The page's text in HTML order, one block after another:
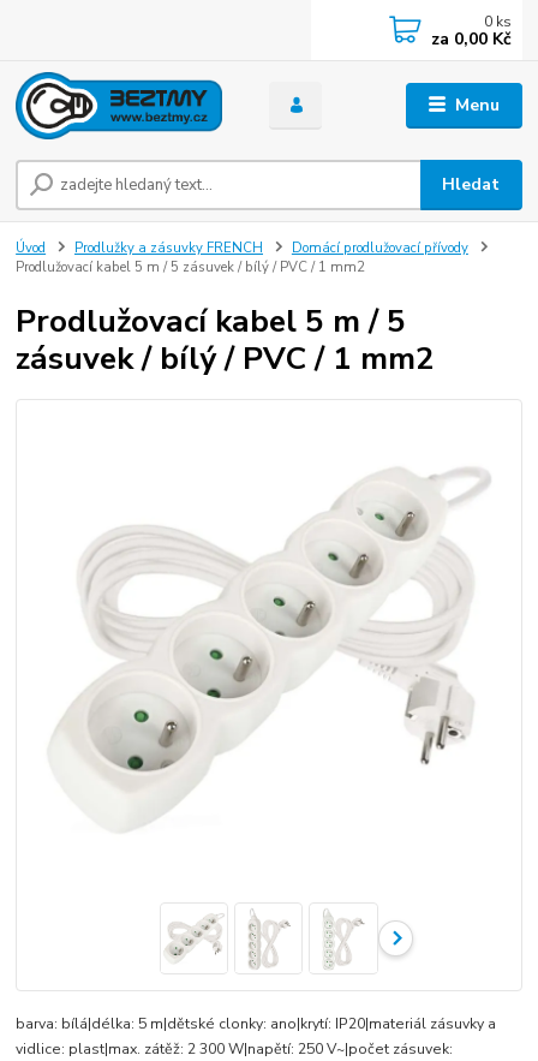
Menu
Hledat
0 ks
za 0,00 Kč
Úvod Prodlužky a zásuvky FRENCH
Domácí prodlužovací přívody
Prodlužovací kabel 5 m / 5 zásuvek / bílý / PVC / 1 mm2
Prodlužovací kabel 5 m / 5
zásuvek / bílý / PVC / 1 mm2
barva: bílá|délka: 5 m|dětské clonky: ano|krytí: IP20|materiál zásuvky a
vidlice: plast|max. zátěž: 2 300 W|napětí: 250 V~|počet zásuvek: